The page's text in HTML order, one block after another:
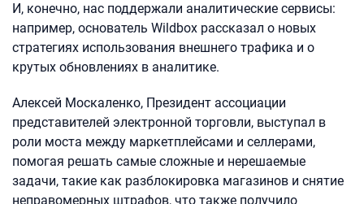
И, конечно, нас поддержали аналитические сервисы:
например, основатель Wildbox рассказал о новых
стратегиях использования внешнего трафика и о
крутых обновлениях в аналитике.
Алексей Москаленко, Президент ассоциации
представителей электронной торговли, выступал в
роли моста между маркетплейсами и селлерами,
помогая решать самые сложные и нерешаемые
задачи, такие как разблокировка магазинов и снятие
неправомерных штрафов, что также получило